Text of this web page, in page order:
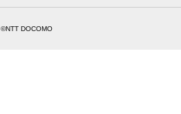
©NTT DOCOMO